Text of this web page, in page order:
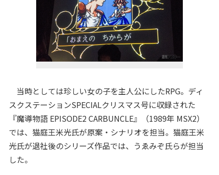
当時としては珍しい女の子を主人公にしたRPG。ディ
スクステーションSPECIALクリスマス号に収録された
『魔導物語 EPISODE2 CARBUNCLE』（1989年 MSX2）
では、猫庭王米光氏が原案・シナリオを担当。猫庭王米
光氏が退社後のシリーズ作品では、うゑみぞ氏らが担当
した。